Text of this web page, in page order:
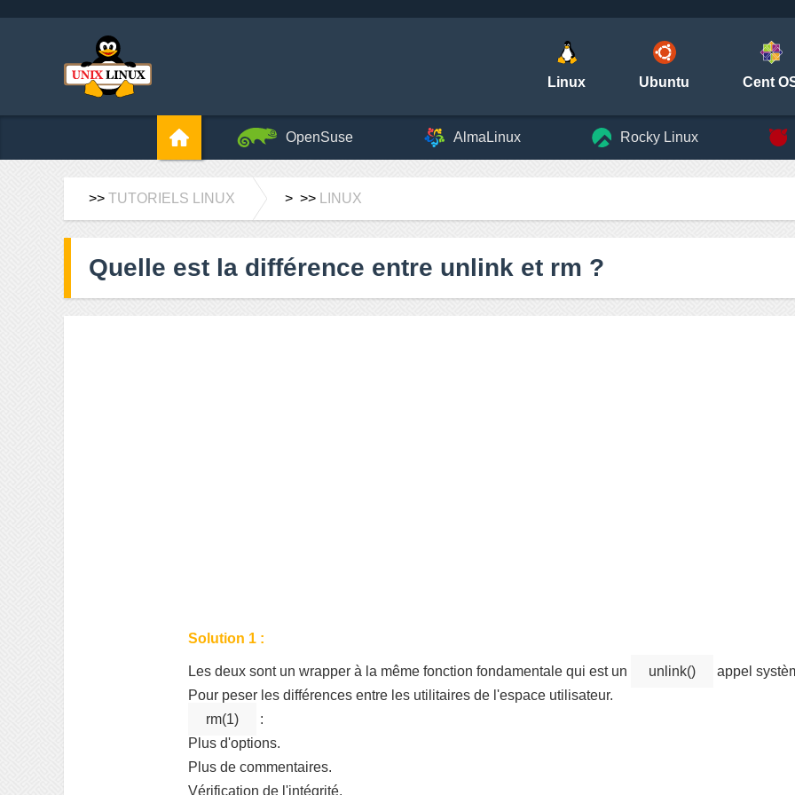
Linux Ubuntu Cent
OpenSuse AlmaLinux Rocky Linux
>> TUTORIELS LINUX > >> LINUX
Quelle est la différence entre unlink et rm ?
Solution 1 :
Les deux sont un wrapper à la même fonction fondamentale qui est un unlink()
appel
Pour peser les différences entre les utilitaires de l'espace utilisateur.
rm(1)
:
Plus d'options.
Plus de commentaires.
Vérification de l'intégrité.